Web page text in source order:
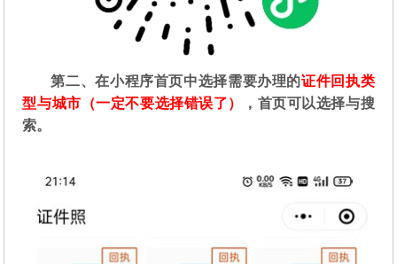
第二、在小程序首页中选择需要办理的证件回执类
型与城市（一定不要选择错误了）
，首页可以选择与搜
索。